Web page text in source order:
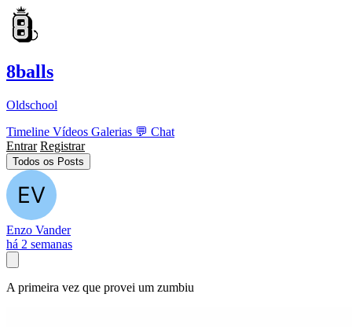
8balls
Oldschool
Timeline Vídeos Galerias 💬 Chat
Entrar Registrar
Todos os Posts
Enzo Vander
há 2 semanas
A primeira vez que provei um zumbiu